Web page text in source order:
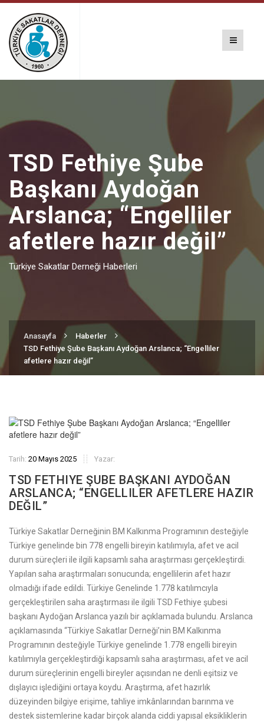
TSD Fethiye Şube
Başkanı Aydoğan
Arslanca; “Engelliler
afetlere hazır değil”
Türkiye Sakatlar Derneği Haberleri
Anasayfa
Haberler
TSD Fethiye Şube Başkanı Aydoğan Arslanca; “Engelliler
afetlere hazır değil”
Tarih: 20 Mayıs 2025 Yazar:
TSD FETHIYE ŞUBE BAŞKANI AYDOĞAN
ARSLANCA; “ENGELLILER AFETLERE HAZIR
DEĞIL”
Türkiye Sakatlar Derneğinin BM Kalkınma Programının desteğiyle
Türkiye genelinde bin 778 engelli bireyin katılımıyla, afet ve acil
durum süreçleri ile ilgili kapsamlı saha araştırması gerçekleştirdi.
Yapılan saha araştırmaları sonucunda; engellilerin afet hazır
olmadığı ifade edildi. Türkiye Genelinde 1.778 katılımcıyla
gerçekleştirilen saha araştırması ile ilgili TSD Fethiye şubesi
başkanı Aydoğan Arslanca yazılı bir açıklamada bulundu. Arslanca
açıklamasında “Türkiye Sakatlar Derneği’nin BM Kalkınma
Programının desteğiyle Türkiye genelinde 1.778 engelli bireyin
katılımıyla gerçekleştirdiği kapsamlı saha araştırması, afet ve acil
durum süreçlerinin engelli bireyler açısından ne denli eşitsiz ve
dışlayıcı işlediğini ortaya koydu. Araştırma, afet hazırlık
düzeyinden bilgiye erişime, tahliye imkânlarından barınma ve
destek sistemlerine kadar birçok alanda ciddi yapısal eksikliklerin